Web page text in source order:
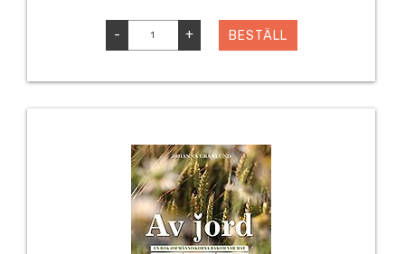
- + BESTÄLL